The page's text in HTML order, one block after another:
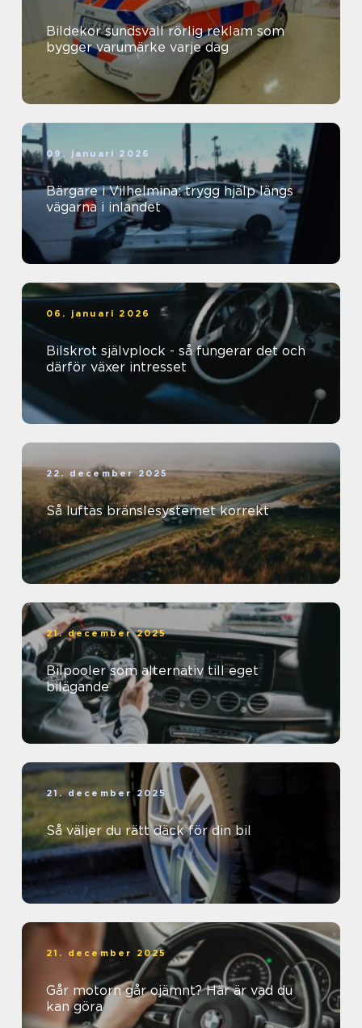
Bildekor sundsvall rörlig reklam som
bygger varumärke varje dag
09. januari 2026
Bärgare i Vilhelmina: trygg hjälp längs
vägarna i inlandet
06. januari 2026
Bilskrot självplock - så fungerar det och
därför växer intresset
22. december 2025
Så luftas bränslesystemet korrekt
21. december 2025
Bilpooler som alternativ till eget
bilägande
21. december 2025
Så väljer du rätt däck för din bil
21. december 2025
Går motorn går ojämnt? Här är vad du
kan göra